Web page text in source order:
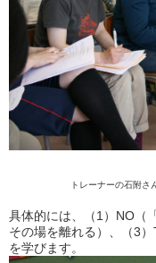
トレーナーの石附さ
具体的には、（1）NO（
その場を離れる）、（3
を学びます。